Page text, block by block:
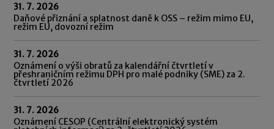
31. 7. 2026
Daňové přiznání a splatnost daně k OSS – režim mimo EU,
režim EU, dovozní režim
31. 7. 2026
Oznámení o výši obratů za kalendářní čtvrtletí v
přeshraničním režimu DPH pro malé podniky (SME) za 2.
čtvrtletí 2026
31. 7. 2026
Oznámení CESOP (Centrální elektronický systém